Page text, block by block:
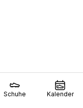
Schuhe Kalender